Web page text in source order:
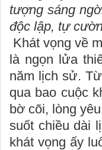
tượng sáng
độc lập, tự
Khát vọng về
là ngọn lửa
năm lịch sử.
qua bao cuộc
bờ cõi, lòng
suốt chiều dài
khát vọng ấy